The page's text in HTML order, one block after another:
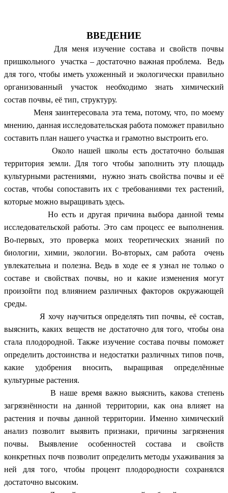
ВВЕДЕНИЕ
Для меня изучение состава и свойств почвы
пришкольного участка – достаточно важная проблема. Ведь
для того, чтобы иметь ухоженный и экологически правильно
организованный участок необходимо знать химический
состав почвы, её тип, структуру.
Меня заинтересовала эта тема, потому, что, по моему
мнению, данная исследовательская работа поможет правильно
составить план нашего участка и грамотно выстроить его.
Около нашей школы есть достаточно большая
территория земли. Для того чтобы заполнить эту площадь
культурными растениями, нужно знать свойства почвы и её
состав, чтобы сопоставить их с требованиями тех растений,
которые можно выращивать здесь.
Но есть и другая причина выбора данной темы
исследовательской работы. Это сам процесс ее выполнения.
Во-первых, это проверка моих теоретических знаний по
биологии, химии, экологии. Во-вторых, сам работа очень
увлекательна и полезна. Ведь в ходе ее я узнал не только о
составе и свойствах почвы, но и какие изменения могут
произойти под влиянием различных факторов окружающей
среды.
Я хочу научиться определять тип почвы, её состав,
выяснить, каких веществ не достаточно для того, чтобы она
стала плодородной. Также изучение состава почвы поможет
определить достоинства и недостатки различных типов почв,
какие удобрения вносить, выращивая определённые
культурные растения.
В наше время важно выяснить, какова степень
загрязнённости на данной территории, как она влияет на
растения и почвы данной территории. Именно химический
анализ позволит выявить признаки, причины загрязнения
почвы. Выявление особенностей состава и свойств
конкретных почв позволит определить методы ухаживания за
ней для того, чтобы процент плодородности сохранялся
достаточно высоким.